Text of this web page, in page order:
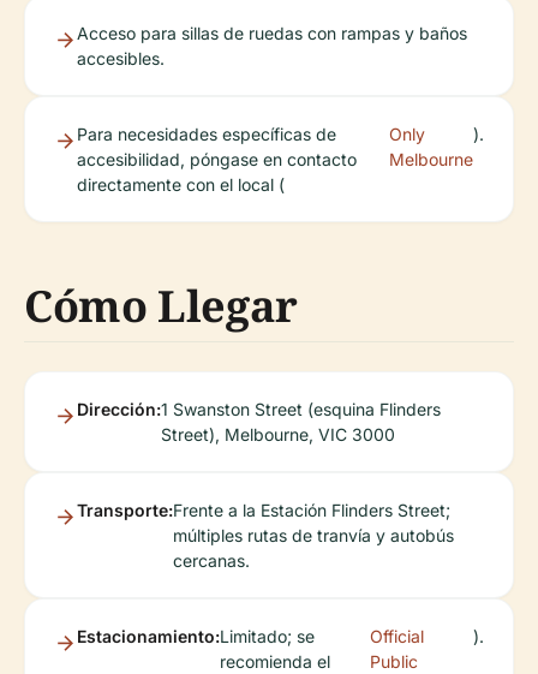
Acceso para sillas de ruedas con rampas y baños
accesibles.
Para necesidades específicas de
accesibilidad, póngase en contacto
directamente con el local (
Only
Melbourne
).
Cómo Llegar
Dirección:1 Swanston Street (esquina Flinders
Street), Melbourne, VIC 3000
Transporte:Frente a la Estación Flinders Street;
múltiples rutas de tranvía y autobús
cercanas.
Estacionamiento:Limitado; se
recomienda el
Official
Public
).